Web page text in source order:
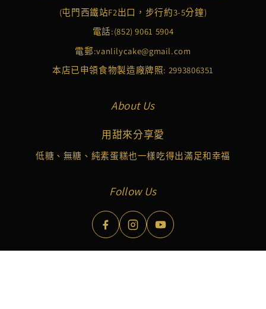
(屯門西鐵站F2出口，步行約3-5分鐘)
電話:(852) 9061 5904
電郵:vanlilycake@gmail.com
本店已申領食物製造廠牌照: 2993806351
About Us
用甜來分享愛
低糖、無糖、純素蛋糕也一樣吃得出滿足和幸福
Follow Us